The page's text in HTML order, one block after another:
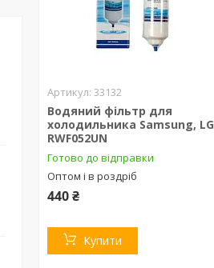
33132
Водяний фільтр для
холодильника Samsung, LG
RWF052UN
Готово до відправки
Оптом і в роздріб
440 ₴
Купити